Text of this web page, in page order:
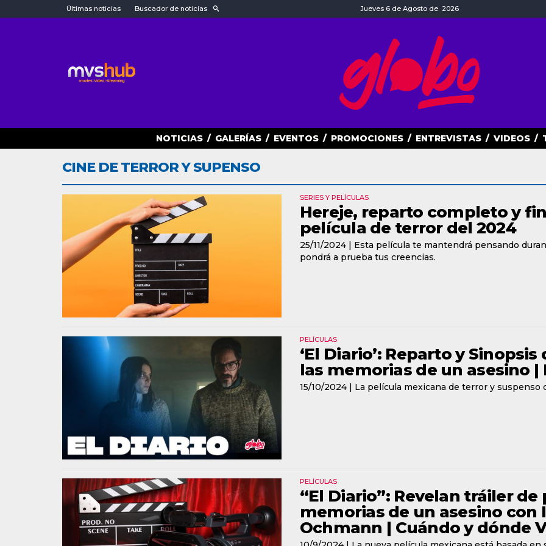
Últimas noticias Buscador de noticias Jueves 6 de Agosto de 2026
NOTICIAS / GALERÍAS / EVENTOS / PROMOCIONES / ENTREVISTAS / VIDEOS /
CINE DE TERROR Y SUPENSO
SERIES Y PELÍCULAS
Hereje, reparto completo y
película de terror del 2024
25/11/2024 | Esta película te mantendrá pensando
pondrá a prueba tus creencias.
PELÍCULAS
‘El Diario’: Reparto y
las memorias de un asesino |
15/10/2024 | La película mexicana de terror y
PELÍCULAS
“El Diario”: Revelan tráiler
memorias de un asesino con
Ochmann | Cuándo y dónde